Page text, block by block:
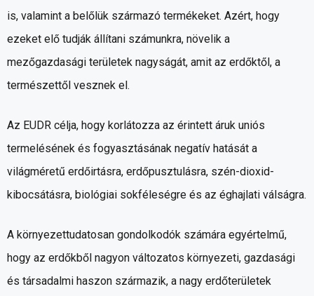
is, valamint a belőlük származó termékeket. Azért, hogy
ezeket elő tudják állítani számunkra, növelik a
mezőgazdasági területek nagyságát, amit az erdőktől, a
természettől vesznek el.
Az EUDR célja, hogy korlátozza az érintett áruk uniós
termelésének és fogyasztásának negatív hatását a
világméretű erdőirtásra, erdőpusztulásra, szén-dioxid-
kibocsátásra, biológiai sokféleségre és az éghajlati válságra.
A környezettudatosan gondolkodók számára egyértelmű,
hogy az erdőkből nagyon változatos környezeti, gazdasági
és társadalmi haszon származik, a nagy erdőterületek